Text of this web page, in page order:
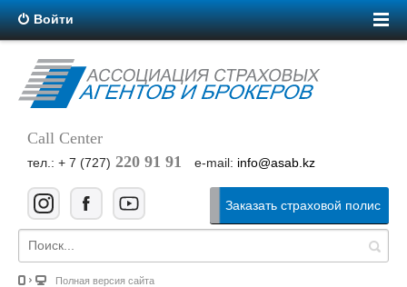
Войти
Call Center
тел.: + 7 (727) 220 91 91 e-mail: info@asab.kz
Заказать страховой полис
Полная версия сайта